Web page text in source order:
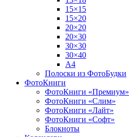
15×15
15×20
20×20
20×30
30×30
30×40
A4
Полоски из ФотоБудки
ФотоКниги
ФотоКниги «Премиум»
ФотоКниги «Слим»
ФотоКниги «Лайт»
ФотоКниги «Софт»
Блокноты